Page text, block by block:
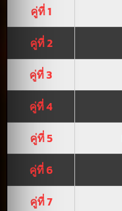
คู่ที่ 1
คู่ที่ 2
คู่ที่ 3
คู่ที่ 4
คู่ที่ 5
คู่ที่ 6
คู่ที่ 7